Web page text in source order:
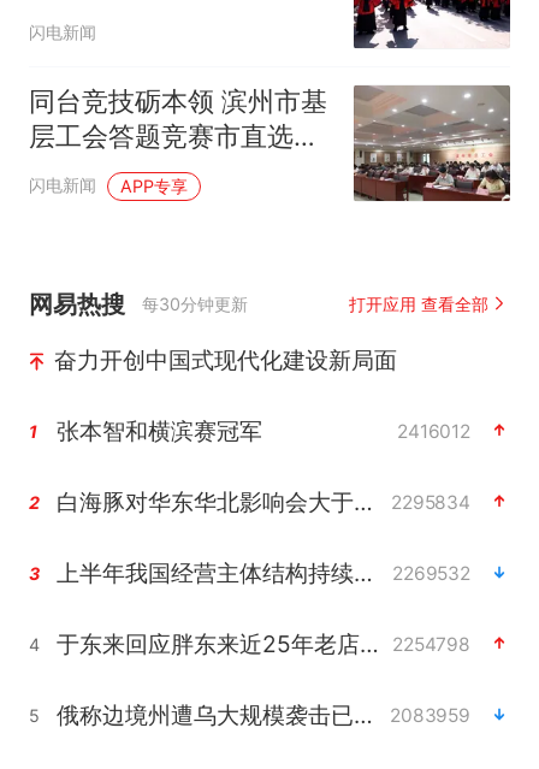
启幕
闪电新闻
同台竞技砺本领 滨州市基
层工会答题竞赛市直选拔
赛举办
闪电新闻 APP专享
网易热搜 每30分钟更新 打开应用 查看全部
奋力开创中国式现代化建设新局面
1 张本智和横滨赛冠军 2416012
2 白海豚对华东华北影响会大于巴威 2295834
3 上半年我国经营主体结构持续优化 2269532
4 于东来回应胖东来近25年老店年底关闭 2254798
5 俄称边境州遭乌大规模袭击已致13伤 2083959